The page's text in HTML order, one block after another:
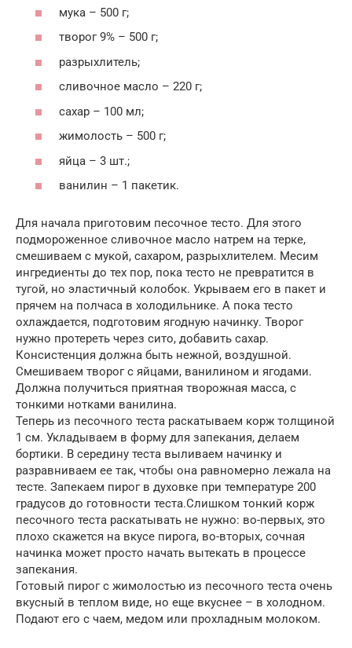
мука – 500 г;
творог 9% – 500 г;
разрыхлитель;
сливочное масло – 220 г;
сахар – 100 мл;
жимолость – 500 г;
яйца – 3 шт.;
ванилин – 1 пакетик.
Для начала приготовим песочное тесто. Для этого
подмороженное сливочное масло натрем на терке,
смешиваем с мукой, сахаром, разрыхлителем. Месим
ингредиенты до тех пор, пока тесто не превратится в
тугой, но эластичный колобок. Укрываем его в пакет и
прячем на полчаса в холодильнике. А пока тесто
охлаждается, подготовим ягодную начинку. Творог
нужно протереть через сито, добавить сахар.
Консистенция должна быть нежной, воздушной.
Смешиваем творог с яйцами, ванилином и ягодами.
Должна получиться приятная творожная масса, с
тонкими нотками ванилина.
Теперь из песочного теста раскатываем корж толщиной
1 см. Укладываем в форму для запекания, делаем
бортики. В середину теста выливаем начинку и
разравниваем ее так, чтобы она равномерно лежала на
тесте. Запекаем пирог в духовке при температуре 200
градусов до готовности теста.Слишком тонкий корж
песочного теста раскатывать не нужно: во-первых, это
плохо скажется на вкусе пирога, во-вторых, сочная
начинка может просто начать вытекать в процессе
запекания.
Готовый пирог с жимолостью из песочного теста очень
вкусный в теплом виде, но еще вкуснее – в холодном.
Подают его с чаем, медом или прохладным молоком.